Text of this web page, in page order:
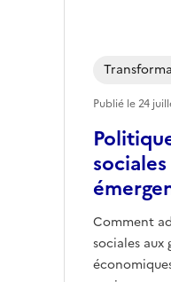
Comment
sociales
Publié le24